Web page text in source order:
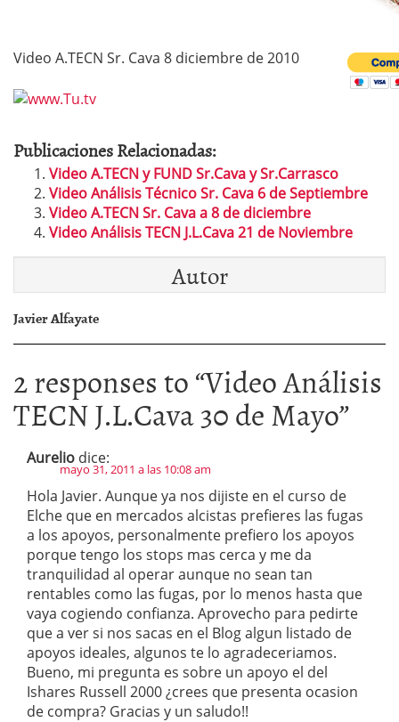
Video A.TECN Sr. Cava 8 diciembre de 2010
Publicaciones Relacionadas:
Video A.TECN y FUND Sr.Cava y Sr.Carrasco
Video Análisis Técnico Sr. Cava 6 de Septiembre
Video A.TECN Sr. Cava a 8 de diciembre
Video Análisis TECN J.L.Cava 21 de Noviembre
Autor
Javier Alfayate
2 responses to “Video Análisis
TECN J.L.Cava 30 de Mayo”
Aurelio dice:
mayo 31, 2011 a las 10:08 am
Hola Javier. Aunque ya nos dijiste en el curso de
Elche que en mercados alcistas prefieres las fugas
a los apoyos, personalmente prefiero los apoyos
porque tengo los stops mas cerca y me da
tranquilidad al operar aunque no sean tan
rentables como las fugas, por lo menos hasta que
vaya cogiendo confianza. Aprovecho para pedirte
que a ver si nos sacas en el Blog algun listado de
apoyos ideales, algunos te lo agradeceriamos.
Bueno, mi pregunta es sobre un apoyo el del
Ishares Russell 2000 ¿crees que presenta ocasion
de compra? Gracias y un saludo!!